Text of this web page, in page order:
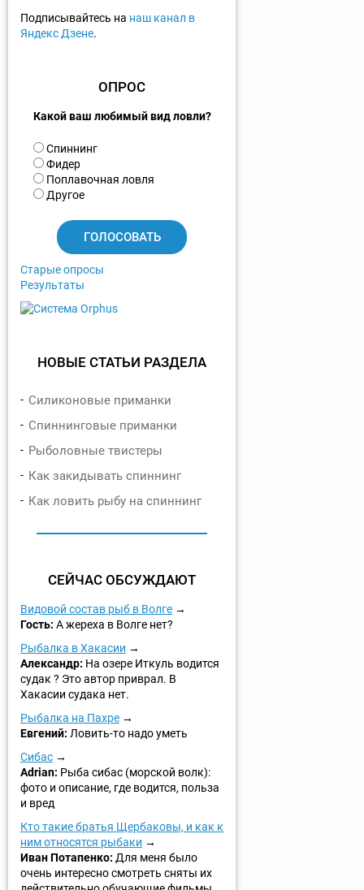
Подписывайтесь на наш канал в
Яндекс Дзене.
ОПРОС
Какой ваш любимый вид ловли?
В
а
р
и
Спиннинг
Фидер
Поплавочная ловля
Другое
Старые опросы
Результаты
НОВЫЕ СТАТЬИ РАЗДЕЛА
Силиконовые приманки
Спиннинговые приманки
Рыболовные твистеры
Как закидывать спиннинг
Как ловить рыбу на спиннинг
СЕЙЧАС ОБСУЖДАЮТ
Видовой состав рыб в Волге
Гость: А жереха в Волге нет?
Рыбалка в Хакасии
Александр: На озере Иткуль водится
судак ? Это автор приврал. В
Хакасии судака нет.
Рыбалка на Пахре
Евгений: Ловить-то надо уметь
Сибас
Adrian: Рыба сибас (морской волк):
фото и описание, где водится, польза
и вред
Кто такие братья Щербаковы, и как к
ним относятся рыбаки
Иван Потапенко: Для меня было
очень интересно смотреть сняты их